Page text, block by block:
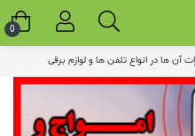
آن ها در انواع تلفن ها و لوازم برقی
0